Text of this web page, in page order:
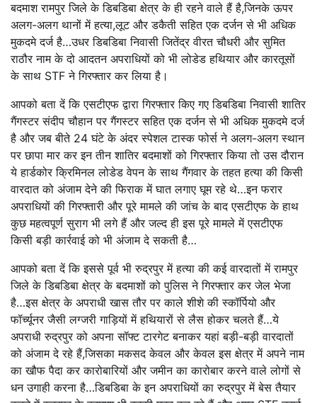
बदमाश रामपुर जिले के डिबडिबा क्षेत्र के ही रहने वाले हैं है,जिनके ऊपर
अलग-अलग थानों में हत्या,लूट और डकैती सहित एक दर्जन से भी अधिक
मुकदमे दर्ज है…उधर डिबडिबा निवासी जितेंद्र वीरत चौधरी और सुमित
राठौर नाम के दो आदतन अपराधियों को भी लोडेड हथियार और कारतूसों
के साथ STF ने गिरफ्तार कर लिया है।
आपको बता दें कि एसटीएफ द्वारा गिरफ्तार किए गए डिबडिबा निवासी शातिर
गैंगस्टर संदीप चौहान पर गैंगस्टर सहित एक दर्जन से भी अधिक मुकदमे दर्ज
है और जब बीते 24 घंटे के अंदर स्पेशल टास्क फोर्स ने अलग-अलग स्थान
पर छापा मार कर इन तीन शातिर बदमाशों को गिरफ्तार किया तो उस दौरान
ये हार्डकोर क्रिमिनल लोडेड वेपन के साथ गैंगवार के तहत हत्या की किसी
वारदात को अंजाम देने की फिराक में घात लगाए घूम रहे थे…इन फरार
अपराधियों की गिरफ्तारी और पूरे मामले की जांच के बाद एसटीएफ के हाथ
कुछ महत्वपूर्ण सुराग भी लगे हैं और जल्द ही इस पूरे मामले में एसटीएफ
किसी बड़ी कार्रवाई को भी अंजाम दे सकती है…
आपको बता दें कि इससे पूर्व भी रुद्रपुर में हत्या की कई वारदातों में रामपुर
जिले के डिबडिबा क्षेत्र के बदमाशों को पुलिस ने गिरफ्तार कर जेल भेजा
है…इस क्षेत्र के अपराधी खास तौर पर काले शीशे की स्कॉर्पियो और
फॉर्च्यूनर जैसी लग्जरी गाड़ियों में हथियारों से लैस होकर चलते हैं…ये
अपराधी रुद्रपुर को अपना सॉफ्ट टारगेट बनाकर यहां बड़ी-बड़ी वारदातों
को अंजाम दे रहे हैं,जिसका मकसद केवल और केवल इस क्षेत्र में अपने नाम
का खौफ पैदा कर कारोबारियों और जमीन का कारोबार करने वाले लोगों से
धन उगाही करना है…डिबडिबा के इन अपराधियों का रुद्रपुर में बेस तैयार